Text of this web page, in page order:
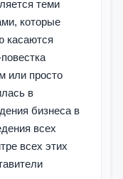
теми
которые
касаются
или просто
в
бизнеса в
всех
всех этих